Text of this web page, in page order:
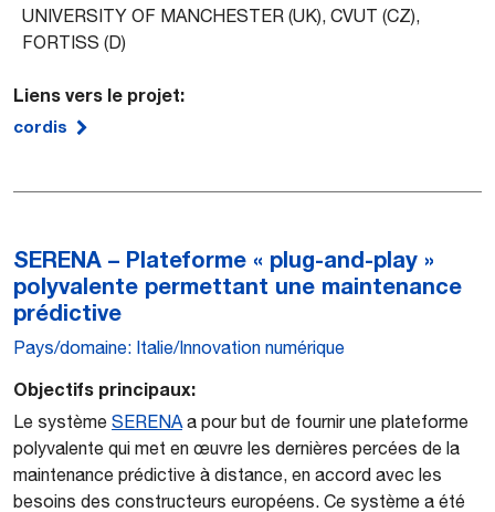
UNIVERSITY OF MANCHESTER (UK), CVUT (CZ),
FORTISS (D)
Liens vers le projet:
cordis
SERENA – Plateforme « plug-and-play »
polyvalente permettant une maintenance
prédictive
Pays/domaine: Italie/Innovation numérique
Objectifs principaux:
Le système SERENA a pour but de fournir une plateforme
polyvalente qui met en œuvre les dernières percées de la
maintenance prédictive à distance, en accord avec les
besoins des constructeurs européens. Ce système a été